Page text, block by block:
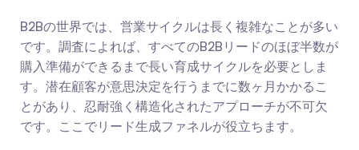
B2Bの世界では、営業サイクルは長く複雑なことが多い
です。調査によれば、すべてのB2Bリードのほぼ半数が
購入準備ができるまで長い育成サイクルを必要としま
す。潜在顧客が意思決定を行うまでに数ヶ月かかるこ
とがあり、忍耐強く構造化されたアプローチが不可欠
です。ここでリード生成ファネルが役立ちます。